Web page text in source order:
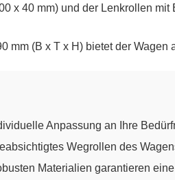
x 40 mm) und der Lenkrollen
mm (B x T x H) bietet der
Anpassung an Ihre
Wegrollen des
Materialien garantieren